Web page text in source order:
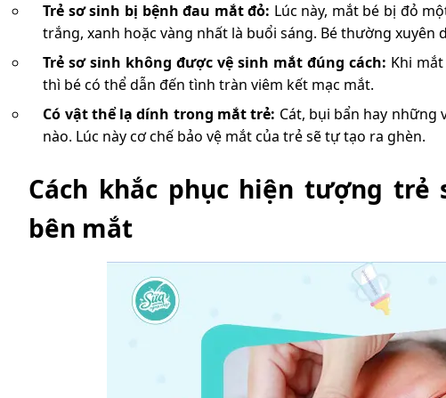
Trẻ sơ sinh bị bệnh đau mắt đỏ: Lúc này, mắt bé bị đỏ
trắng, xanh hoặc vàng nhất là buổi sáng. Bé thường xuyên
Trẻ sơ sinh không được vệ sinh mắt đúng cách: Khi
thì bé có thể dẫn đến tình tràn viêm kết mạc mắt.
Có vật thể lạ dính trong mắt trẻ: Cát, bụi bẩn hay những
nào. Lúc này cơ chế bảo vệ mắt của trẻ sẽ tự tạo ra ghèn.
Cách khắc phục hiện tượng trẻ
bên mắt